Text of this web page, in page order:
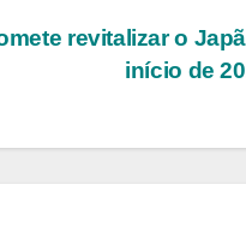
revitalizar o
início de